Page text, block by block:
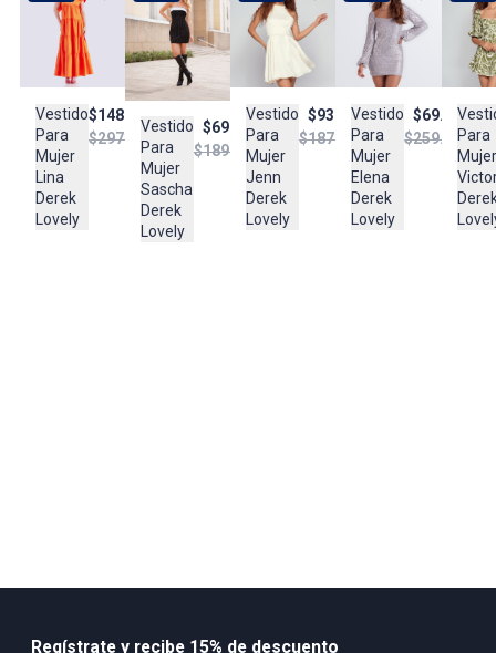
Cuidado y Lavado
Lavar en maquina, no usar blanqueadores,lavar y secar con
colores similares y planchar a temperatura tibia
Tela 1 :100% Poliéster Tela 2 :
100% Rayon
Vestido
Para
Mujer
Lina
Derek
Lovely
$148.950
$297.950
Vestido
Para
Mujer
Sascha
Derek
Lovely
$69.950
$189.950
Vestido
Para
Mujer
Jenn
Derek
Lovely
$93.950
$187.900
Vestido
Para
Mujer
Elena
Derek
Lovely
$69.950
$259.950Para
Mujer
Regístrate y recibe 15% de descuento